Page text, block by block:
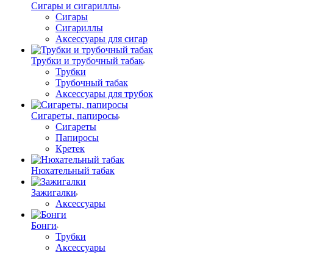
Сигары и сигариллы
Сигары
Сигариллы
Аксессуары для сигар
Трубки и трубочный табак
Трубки
Трубочный табак
Аксессуары для трубок
Сигареты, папиросы
Сигареты
Папиросы
Кретек
Нюхательный табак
Зажигалки
Аксессуары
Бонги
Трубки
Аксессуары